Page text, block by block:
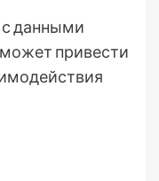
с данными
привести